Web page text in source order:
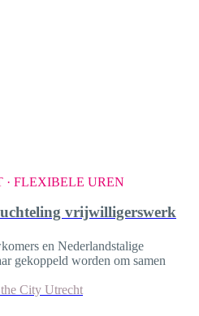
FLEXIBELE UREN
vrijwilligerswerk
en Nederlandstalige
gekoppeld worden om samen
City Utrecht